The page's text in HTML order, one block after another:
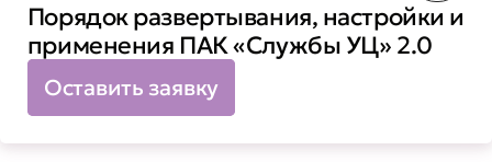
Порядок развертывания, настройки и
применения ПАК «Службы УЦ» 2.0
Оставить заявку